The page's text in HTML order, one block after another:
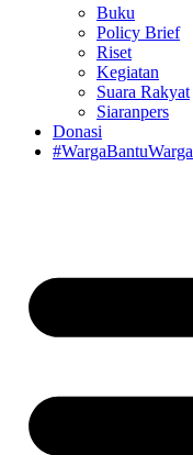
Buku
Policy Brief
Riset
Kegiatan
Suara Rakyat
Siaranpers
Donasi
#WargaBantuWarga